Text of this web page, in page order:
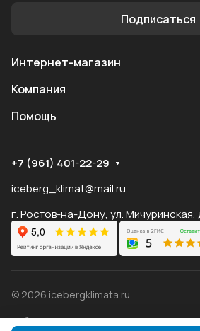
Подписаться
Интернет-магазин
Компания
Помощь
+7 (961) 401-22-29
iceberg_klimat@mail.ru
г. Ростов-на-Дону, ул. Мичуринская,
© 2026 icebergklimata.ru
Публичная оферта Яндекс